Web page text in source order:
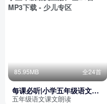
85.95MB 全24首
每课必听|小学五年级语文上
册
五年级语文课文朗读